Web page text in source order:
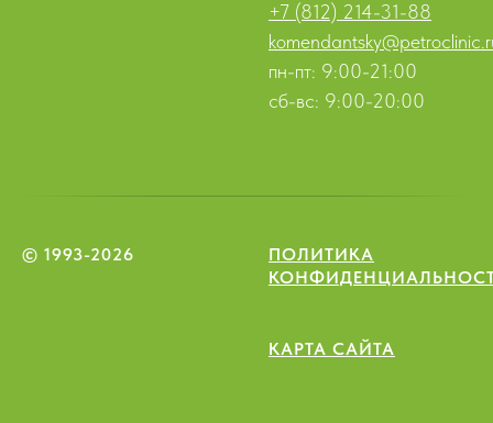
+7 (812) 214-31-88
пн-пт: 9:00-21:00
сб-вс: 9:00-20:00
© 1993-2026
ПОЛИТИКА
КАРТА САЙТА